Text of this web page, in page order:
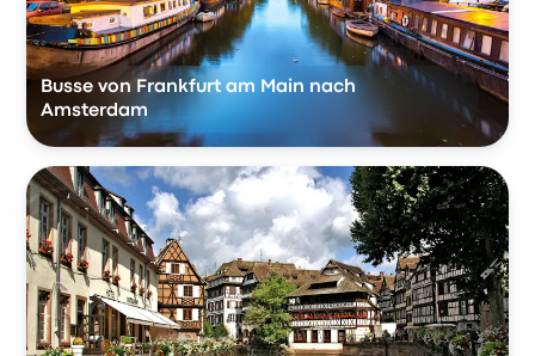
Busse von Frankfurt am Main nach
Amsterdam